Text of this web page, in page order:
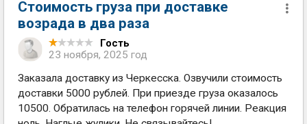
Стоимость груза при доставке
возрада в два раза
Гость
23 ноября, 2025 год
Заказала доставку из Черкесска. Озвучили стоимость
доставки 5000 рублей. При приезде груза оказалось
10500. Обратилась на телефон горячей линии. Реакция